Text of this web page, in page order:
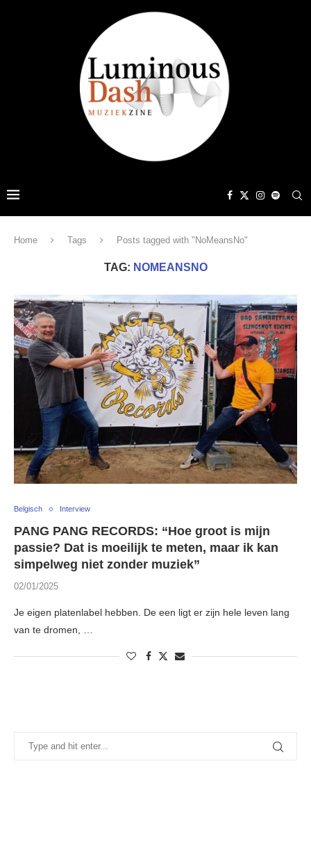
Home Tags Posts tagged with "NoMeansNo"
TAG: NOMEANSNO
Belgisch Interview
PANG PANG RECORDS: “Hoe groot is mijn
passie? Dat is moeilijk te meten, maar ik kan
simpelweg niet zonder muziek”
02/01/2025
Je eigen platenlabel hebben. De een ligt er zijn hele leven lang
van te dromen, …